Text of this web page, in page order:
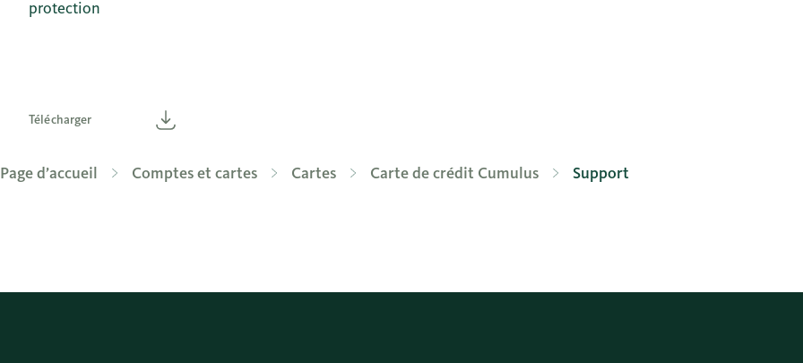
protection
Télécharger
Page d’accueil
Comptes et cartes Cartes Carte de crédit Cumulus Support